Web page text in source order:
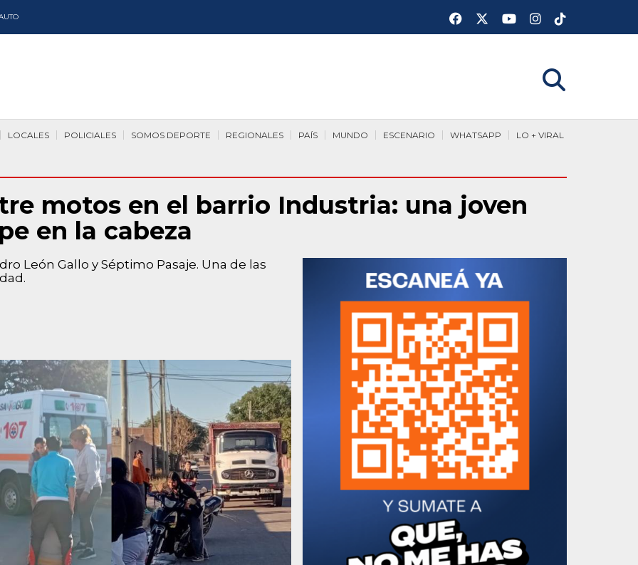
LO + VIRAL
WHATSAPP
ESCENARIO
MUNDO
PAÍS
REGIONALES
SOMOS DEPORTE
POLICIALES
LOCALES
motos en el barrio Industria: una joven
en la cabeza
León Gallo y Séptimo Pasaje. Una de las